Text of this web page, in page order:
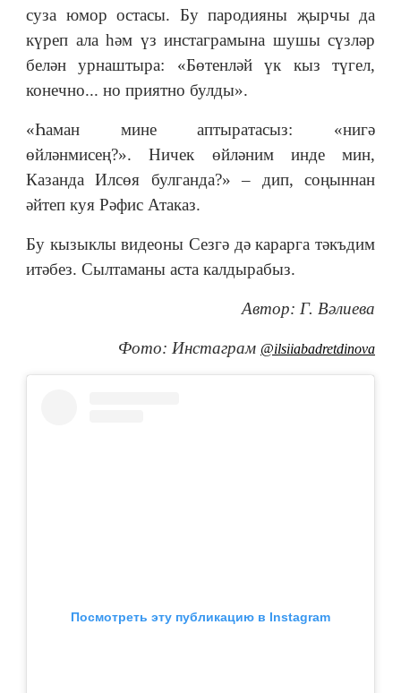
суза юмор остасы. Бу пародияны җырчы да
күреп ала һәм үз инстаграмына шушы сүзләр
белән урнаштыра: «Бөтенләй үк кыз түгел,
конечно... но приятно булды».
«Һаман мине аптыратасыз: «нигә
өйләнмисең?». Ничек өйләним инде мин,
Казанда Илсөя булганда?» – дип, соңыннан
әйтеп куя Рәфис Атаказ.
Бу кызыклы видеоны Сезгә дә карарга тәкъдим
итәбез. Сылтаманы аста калдырабыз.
Автор: Г. Вәлиева
Фото: Инстаграм @ilsiiabadretdinova
Посмотреть эту публикацию в Instagram